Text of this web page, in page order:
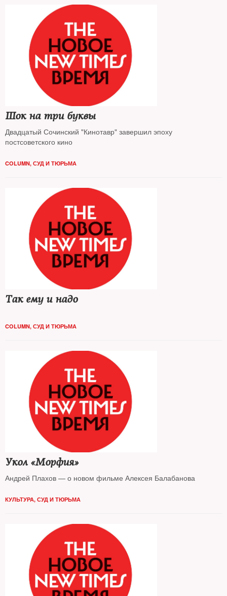
Шок на три буквы
Двадцатый Сочинский "Кинотавр" завершил эпоху
постсоветского кино
COLUMN, СУД И ТЮРЬМА
Так ему и надо
COLUMN, СУД И ТЮРЬМА
Укол «Морфия»
Андрей Плахов — о новом фильме Алексея Балабанова
КУЛЬТУРА, СУД И ТЮРЬМА